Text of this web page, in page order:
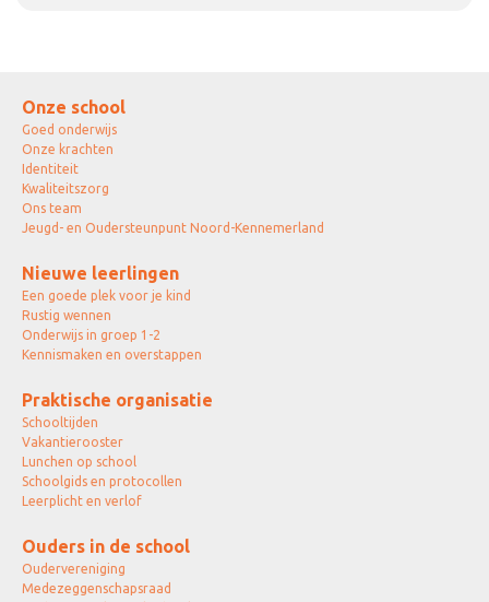
Onze school
Goed onderwijs
Onze krachten
Identiteit
Kwaliteitszorg
Ons team
Jeugd- en Oudersteunpunt Noord-Kennemerland
Nieuwe leerlingen
Een goede plek voor je kind
Rustig wennen
Onderwijs in groep 1-2
Kennismaken en overstappen
Praktische organisatie
Schooltijden
Vakantierooster
Lunchen op school
Schoolgids en protocollen
Leerplicht en verlof
Ouders in de school
Oudervereniging
Medezeggenschapsraad